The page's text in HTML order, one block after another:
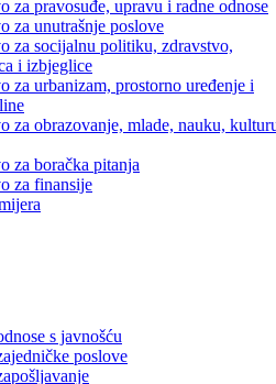
za privredu
za pravosuđe, upravu i radne odnose
za unutrašnje poslove
za socijalnu politiku, zdravstvo,
i izbjeglice
za urbanizam, prostorno uređenje i
za obrazovanje, mlade, nauku,
za boračka pitanja
za finansije